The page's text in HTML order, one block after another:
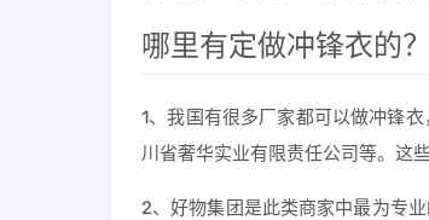
哪里有定做冲锋衣的？
1、我国有很多厂家都可以做冲锋
川省奢华实业有限责任公司等。这
2、好物集团是此类商家中最为专